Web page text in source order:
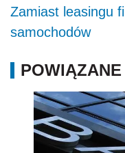
Zamiast leasingu
samochodów
POWIĄZANE